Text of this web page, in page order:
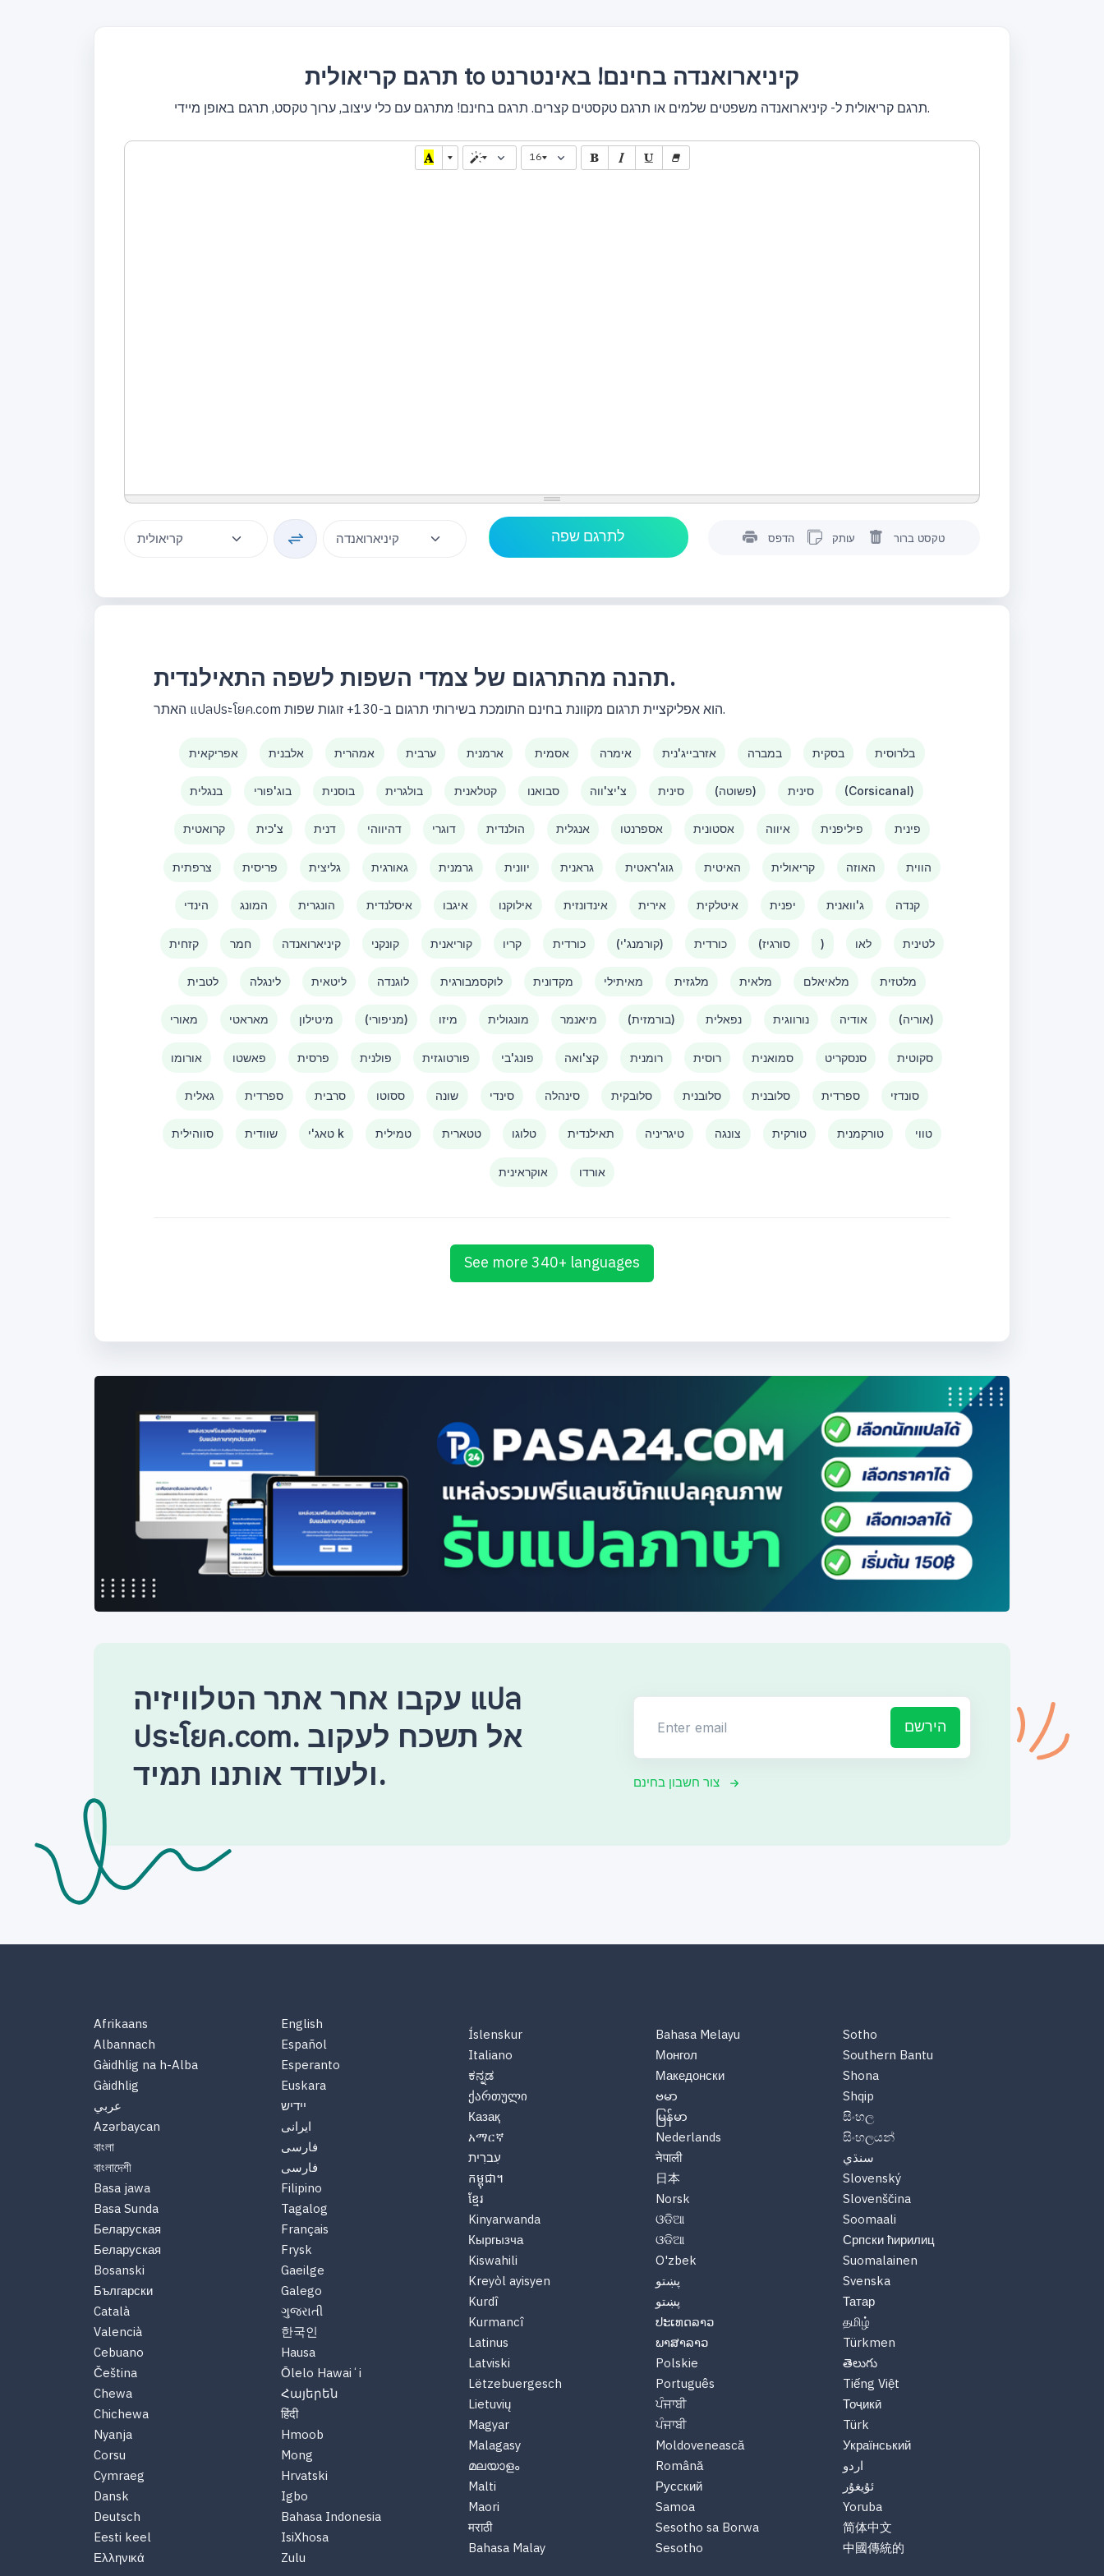
תרגם קריאולית to קיניארואנדה בחינם! באינטרנט
תרגם קריאולית ל- קיניארואנדה משפטים שלמים או תרגם טקסטים קצרים. תרגם בחינם! מתרגם עם כלי עיצוב, ערוך טקסט, תרגם באופן מיידי.
16
הדפס עותק טקסט ברור
תהנה מהתרגום של צמדי השפות לשפה התאילנדית.
האתר แปลประโยค.com הוא אפליקציית תרגום מקוונת בחינם התומכת בשירותי תרגום ב-130+ זוגות שפות.
אפריקאית אלבנית אמהרית ערבית ארמנית אסמית אימרה אזרבייג'נית במברה בסקית בלרוסית
בנגלית בוג'פורי בוסנית בולגרית קטלאנית סבואנו צ'יצ'ווה סינית (פשוטה) סינית (Corsicanal)
קרואטית צ'כית דנית דהיווהי דוגרי הולנדית אנגלית אספרנטו אסטונית איווה פיליפנית פינית
צרפתית פריסית גליצית גאורגית גרמנית יוונית גראנית גוג'ראטית האיטית קריאולית האוזה הווית
הינדי המונג הונגרית איסלנדית איגבו אילוקנו אינדונזית אירית איטלקית יפנית ג'וואנית קנדה
קזחית חמר קיניארואנדה קונקני קוריאנית קריו כורדית (קורמנג'י) כורדית (סורגיז ) לאו לטינית
לטבית לינגלה ליטאית לוגנדה לוקסמבורגית מקדונית מאיתילי מלגזית מלאית מלאיאלם מלטזית
מאורי מאראטי מיטילון (מניפורי) מיזו מונגולית מיאנמר (בורמזית) נפאלית נורווגית אודיה (אוריה)
אורומו פאשטו פרסית פולנית פורטוגזית פונג'בי קצ'ואה רומנית רוסית סמואנית סנסקריט סקוטית
גאלית ספרדית סרבית ססוטו שונה סינדי סינהלה סלובקית סלובנית סלובנית ספרדית סונדזי
סווהילית שוודית טאג'י k טמילית טטארית טלוגו תאילנדית טיגריניה צונגה טורקית טורקמנית טווי
אוקראינית אורדו
See more 340+ languages
עקבו אחר אתר הטלוויזיה แปล
ประโยค.com. אל תשכח לעקוב
ולעודד אותנו תמיד.
הירשם
צור חשבון בחינם
Afrikaans
Albannach
Gàidhlig na h-Alba
Gàidhlig
عربي
Azərbaycan
বাংলা
বাংলাদেশী
Basa jawa
Basa Sunda
Беларуская
Беларуская
Bosanski
Български
Català
Valencià
Cebuano
Čeština
Chewa
Chichewa
Nyanja
Corsu
Cymraeg
Dansk
Deutsch
Eesti keel
Ελληνικά
English
Español
Esperanto
Euskara
יידיש
ایرانی
فارسی
فارسی
Filipino
Tagalog
Français
Frysk
Gaeilge
Galego
ગુજરાતી
한국인
Hausa
Ōlelo Hawaiʻi
Հայերեն
हिंदी
Hmoob
Mong
Hrvatski
Igbo
Bahasa Indonesia
IsiXhosa
Zulu
Íslenskur
Italiano
ಕನ್ನಡ
ქართული
Казақ
አማርኛ
עִברִית
កម្ពុជា។
ខ្មែរ
Kinyarwanda
Кыргызча
Kiswahili
Kreyòl ayisyen
Kurdî
Kurmancî
Latinus
Latviski
Lëtzebuergesch
Lietuvių
Magyar
Malagasy
മലയാളം
Malti
Maori
मराठी
Bahasa Malay
Bahasa Melayu
Монгол
Македонски
ဗမာ
မြန်မာ
Nederlands
नेपाली
日本
Norsk
ଓଡିଆ
ଓଡିଆ
O'zbek
پښتو
پښتو
ປະເທດລາວ
ພາສາລາວ
Polskie
Português
ਪੰਜਾਬੀ
ਪੰਜਾਬੀ
Moldovenească
Română
Русский
Samoa
Sesotho sa Borwa
Sesotho
Sotho
Southern Bantu
Shona
Shqip
සිංහල
සිංහලයන්
سنڌي
Slovenský
Slovenščina
Soomaali
Српски ћирилиц
Suomalainen
Svenska
Татар
தமிழ்
Türkmen
తెలుగు
Tiếng Việt
Тоҷикӣ
Türk
Український
اردو
ئۇيغۇر
Yoruba
简体中文
中國傳統的